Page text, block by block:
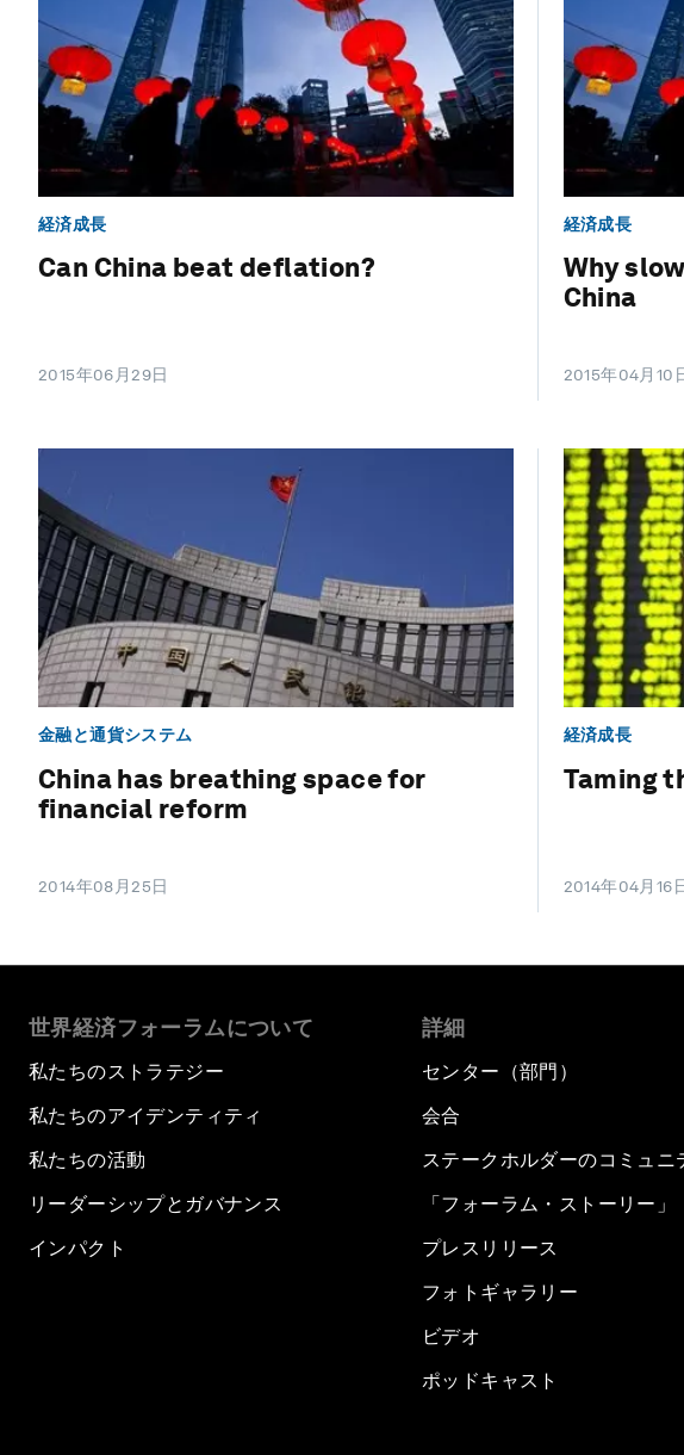
経済成長
Can China beat deflation?
2015年06月29日
経済成長
Why
China
2015年04月10
金融と通貨システム
China has breathing space for
financial reform
2014年08月25日
経済成長
Taming
2014年04月16
世界経済フォーラムについて
私たちのストラテジー
私たちのアイデンティティ
私たちの活動
リーダーシップとガバナンス
インパクト
詳細
センター（部門）
会合
ステークホルダーのコミュニ
「フォーラム・ストーリー」
プレスリリース
フォトギャラリー
ビデオ
ポッドキャスト